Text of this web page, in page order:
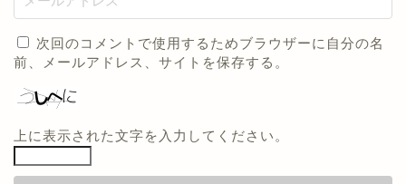
次回のコメントで使用するためブラウザーに自分の名
前、メールアドレス、サイトを保存する。
上に表示された文字を入力してください。